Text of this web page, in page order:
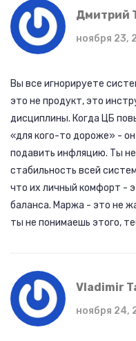
Дмитрий
ноября 23,
Вы все игнорируете
это не продукт, это
дисциплины. Когда ЦБ
«для кого-то дороже» -
подавить инфляцию. Ты
стабильность всей
что их личный комфорт -
баланса. Маржа - это не
ты не понимаешь этого,
Vladimir
ноября 24,